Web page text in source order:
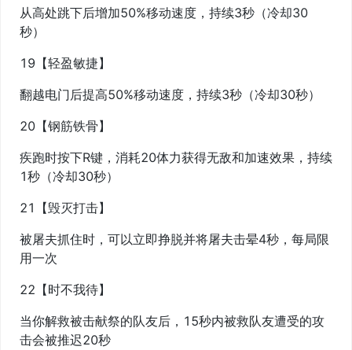
从高处跳下后增加50%移动速度，持续3秒（冷却30
秒）
19【轻盈敏捷】
翻越电门后提高50%移动速度，持续3秒（冷却30秒）
20【钢筋铁骨】
疾跑时按下R键，消耗20体力获得无敌和加速效果，持续
1秒（冷却30秒）
21【毁灭打击】
被屠夫抓住时，可以立即挣脱并将屠夫击晕4秒，每局限
用一次
22【时不我待】
当你解救被击献祭的队友后，15秒内被救队友遭受的攻
击会被推迟20秒